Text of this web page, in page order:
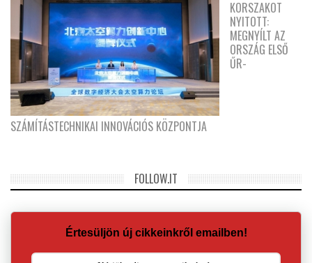
KORSZAKOT
NYITOTT:
MEGNYÍLT AZ
ORSZÁG ELSŐ
ŰR-
SZÁMÍTÁSTECHNIKAI INNOVÁCIÓS KÖZPONTJA
FOLLOW.IT
Értesüljön új cikkeinkről emailben!